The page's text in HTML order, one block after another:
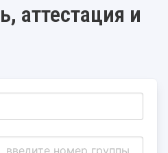
аттестация и